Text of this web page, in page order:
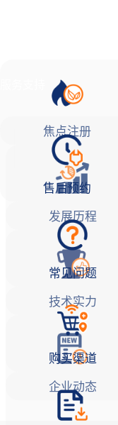
售后预约
常见问题
购买渠道
焦点注册
发展历程
技术实力
企业动态